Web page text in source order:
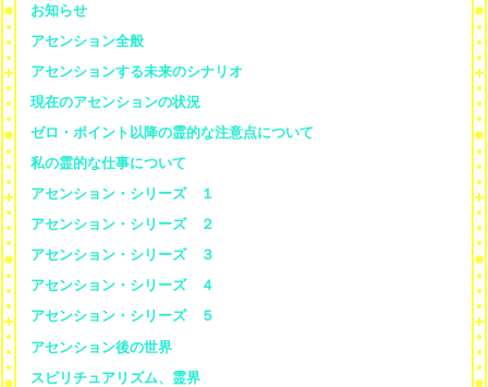
お知らせ
アセンション全般
アセンションする未来のシナリオ
現在のアセンションの状況
ゼロ・ポイント以降の霊的な注意点について
私の霊的な仕事について
アセンション・シリーズ １
アセンション・シリーズ ２
アセンション・シリーズ ３
アセンション・シリーズ ４
アセンション・シリーズ ５
アセンション後の世界
スピリチュアリズム、霊界